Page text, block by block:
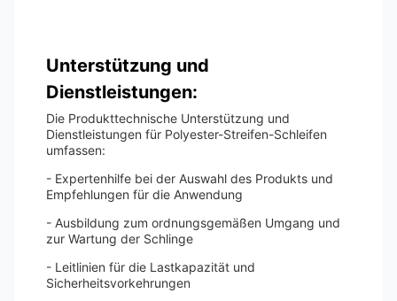
Unterstützung und
Dienstleistungen:
Die Produkttechnische Unterstützung und
Dienstleistungen für Polyester-Streifen-Schleifen
umfassen:
- Expertenhilfe bei der Auswahl des Produkts und
Empfehlungen für die Anwendung
- Ausbildung zum ordnungsgemäßen Umgang und
zur Wartung der Schlinge
- Leitlinien für die Lastkapazität und
Sicherheitsvorkehrungen